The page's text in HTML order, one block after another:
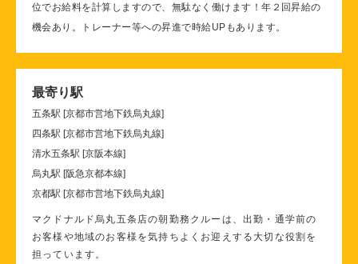
位でお給料を計算しますので、無駄なく働けます！年２回昇給の
機会あり。トレーナー等への昇進で時給UPもあります。
最寄り駅
五条駅 [京都市営地下鉄烏丸線]
四条駅 [京都市営地下鉄烏丸線]
清水五条駅 [京阪本線]
烏丸駅 [阪急京都本線]
京都駅 [京都市営地下鉄烏丸線]
マクドナルド烏丸五条店の朝勤務クルーは、出勤・通学前の
お客様や地域のお客様を気持ちよくお迎えする大切な役割を
担っています。